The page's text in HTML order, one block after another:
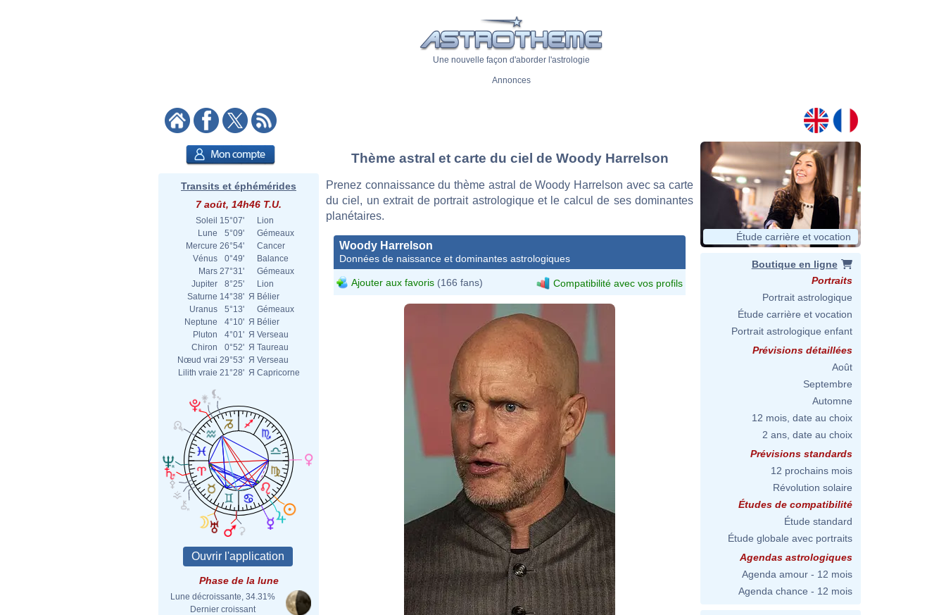
Une nouvelle façon d'aborder l'astrologie
Annonces
Transits et éphémérides
7 août, 14h46 T.U.
Soleil 15°07'
Lion
Lune
5°09'
Gémeaux
Mercure 26°54'
Cancer
Vénus
0°49'
Balance
Mars 27°31'
Gémeaux
Jupiter
8°25'
Lion
Saturne 14°38' Я Bélier
Uranus
5°13'
Gémeaux
Neptune
4°10' Я Bélier
Pluton
4°01' Я Verseau
Chiron
0°52' Я Taureau
Nœud vrai 29°53' Я Verseau
Lilith vraie 21°28' Я Capricorne
Phase de la lune
Lune décroissante, 34.31%
Dernier croissant
Thème astral et carte du ciel de Woody Harrelson
Prenez connaissance du thème astral de Woody Harrelson avec sa carte
du ciel, un extrait de portrait astrologique et le calcul de ses dominantes
planétaires.
Woody Harrelson
Données de naissance et dominantes astrologiques
Ajouter aux favoris (166 fans) Compatibilité avec vos profils
This image was released by
the United States Navy with the
ID
191020-N-NU281-1028
(next)
This tag does not indicate the
copyright status of the attached work.
A normalcopyright tagis still required.
SeeCommons:Licensing.
العربية ∙ বাংলা ∙ Deutsch ∙
Deutsch (Sie-
Form) ∙ English ∙ español
فارسی ∙ français ∙ italiano
한국어
∙ македонски ∙ മലയാളം
Plattdüütsch ∙ Nederlands ∙ polski
پښتو
∙ português ∙ slovenščina
svenska ∙ Türkçe ∙ українська ∙ 简体
中文 ∙ 繁體中文 ∙ +/−
Étude carrière et vocation
Boutique en ligne
Portraits
Portrait astrologique
Étude carrière et vocation
Portrait astrologique enfant
Prévisions détaillées
Août
Septembre
Automne
12 mois, date au choix
2 ans, date au choix
Prévisions standards
12 prochains mois
Révolution solaire
Études de compatibilité
Étude standard
Étude globale avec portraits
Agendas astrologiques
Agenda amour - 12 mois
Agenda chance - 12 mois